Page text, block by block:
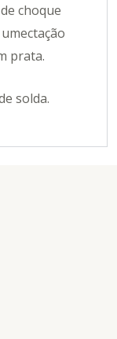
choque
prata.
solda.